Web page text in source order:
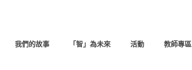
我們的故事 「智」為未來 活動 教師專區